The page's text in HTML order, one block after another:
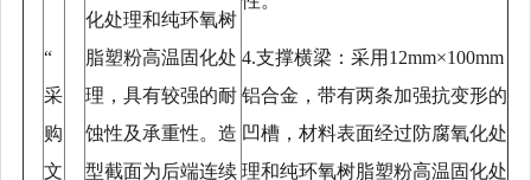
“
采
购
文
化处理和纯环氧树
脂塑粉高温固化处
理，具有较强的耐
蚀性及承重性。造
型截面为后端连续
4.支撑横梁：采用12mm×100mm
铝合金，带有两条加强抗变形的
凹槽，材料表面经过防腐氧化处
理和纯环氧树脂塑粉高温固化处